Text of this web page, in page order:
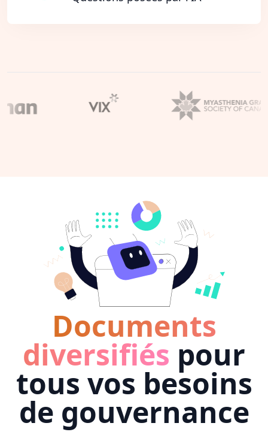
Documents
diversifiés pour
tous vos besoins
de gouvernance